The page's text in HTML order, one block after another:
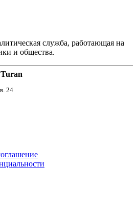
служба, работающая на
и общества.
24